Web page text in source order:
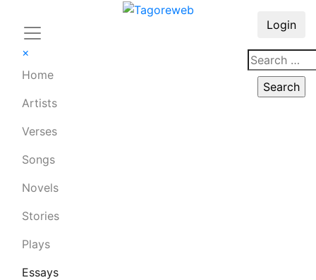
×
Home
Artists
Verses
Songs
Novels
Stories
Plays
Essays
Login